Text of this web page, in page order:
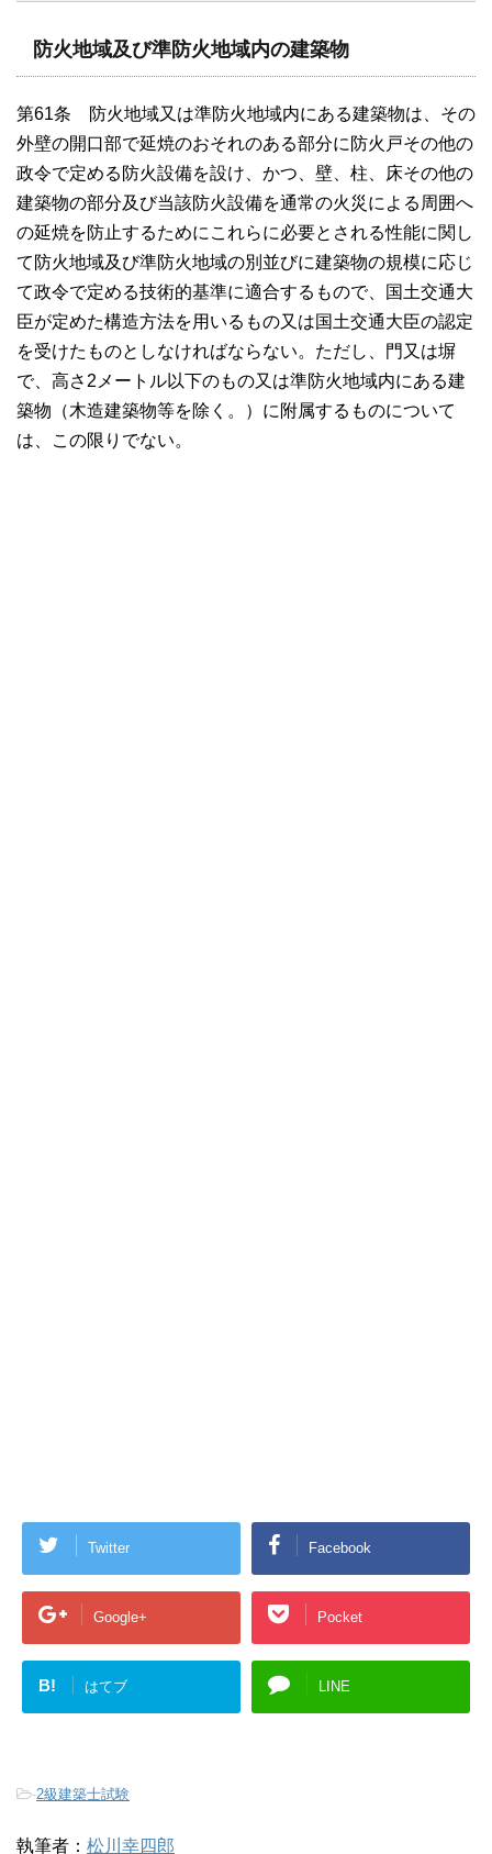
防火地域及び準防火地域内の建築物
第61条 防火地域又は準防火地域内にある建築物は、その
外壁の開口部で延焼のおそれのある部分に防火戸その他の
政令で定める防火設備を設け、かつ、壁、柱、床その他の
建築物の部分及び当該防火設備を通常の火災による周囲へ
の延焼を防止するためにこれらに必要とされる性能に関し
て防火地域及び準防火地域の別並びに建築物の規模に応じ
て政令で定める技術的基準に適合するもので、国土交通大
臣が定めた構造方法を用いるもの又は国土交通大臣の認定
を受けたものとしなければならない。ただし、門又は塀
で、高さ2メートル以下のもの又は準防火地域内にある建
築物（木造建築物等を除く。）に附属するものについて
は、この限りでない。
Twitter Facebook
Google+ Pocket
B! はてブ LINE
-2級建築士試験
執筆者： 松川幸四郎